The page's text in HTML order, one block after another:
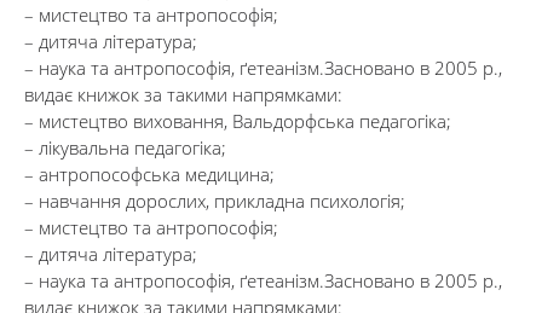
– мистецтво та антропософія;
– дитяча література;
– наука та антропософія, ґетеанізм.Засновано в 2005 р.,
видає книжок за такими напрямками:
– мистецтво виховання, Вальдорфська педагогіка;
– лікувальна педагогіка;
– антропософська медицина;
– навчання дорослих, прикладна психологія;
– мистецтво та антропософія;
– дитяча література;
– наука та антропософія, ґетеанізм.Засновано в 2005 р.,
видає книжок за такими напрямками: